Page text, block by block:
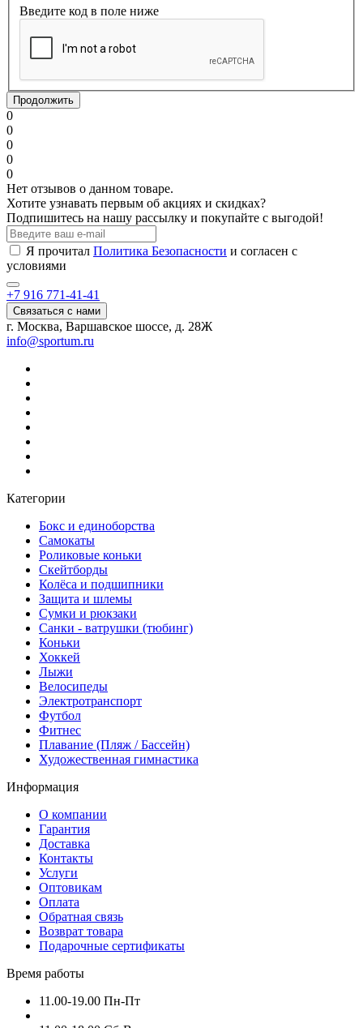
Введите код в поле ниже
Продолжить
0
0
0
0
0
Нет отзывов о данном товаре.
Хотите узнавать первым об акциях и скидках?
Подпишитесь на нашу рассылку и покупайте с выгодой!
Я прочитал Политика Безопасности и согласен с
условиями
+7 916 771-41-41
Связаться с нами
г. Москва, Варшавское шоссе, д. 28Ж
info@sportum.ru
Категории
Бокс и единоборства
Самокаты
Роликовые коньки
Скейтборды
Колёса и подшипники
Защита и шлемы
Сумки и рюкзаки
Санки - ватрушки (тюбинг)
Коньки
Хоккей
Лыжи
Велосипеды
Электротранспорт
Футбол
Фитнес
Плавание (Пляж / Бассейн)
Художественная гимнастика
Информация
О компании
Гарантия
Доставка
Контакты
Услуги
Оптовикам
Оплата
Обратная связь
Возврат товара
Подарочные сертификаты
Время работы
11.00-19.00 Пн-Пт